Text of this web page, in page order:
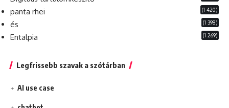
panta rhei (1 420)
és (1 398)
Entalpia (1 269)
Legfrissebb szavak a szótárban
AI use case